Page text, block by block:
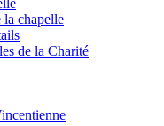
la chapelle
de la Charité